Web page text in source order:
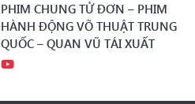
PHIM CHUNG TỬ ĐƠN – PHIM
HÀNH ĐỘNG VÕ THUẬT TRUNG
QUỐC – QUAN VŨ TÁI XUẤT